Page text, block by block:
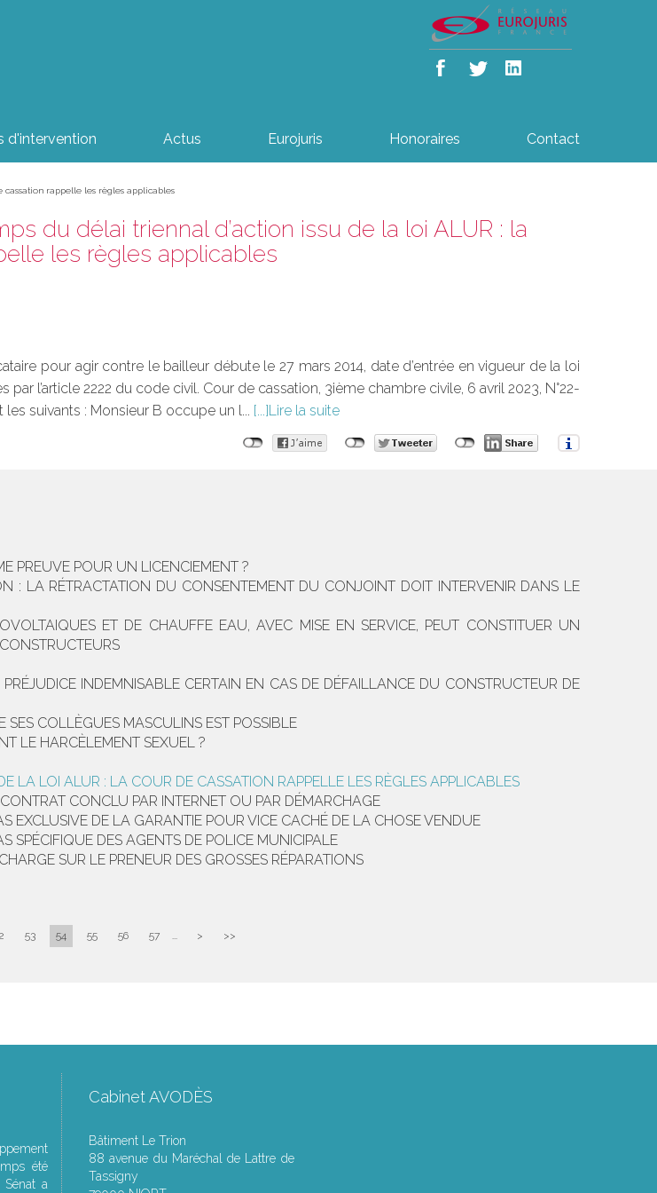
d'intervention Actus Eurojuris Honoraires Contact
rappelle les règles applicables
du délai triennal d’action issu de la loi ALUR : la
les règles applicables
pour agir contre le bailleur débute le 27 mars 2014, date d’entrée en vigueur de la loi
par l’article 2222 du code civil. Cour de cassation, 3ième chambre civile, 6 avril 2023, N°22-
suivants : Monsieur B occupe un l...
Lire la suite
PREUVE POUR UN LICENCIEMENT ?
: LA RÉTRACTATION DU CONSENTEMENT DU CONJOINT DOIT INTERVENIR DANS LE
ET DE CHAUFFE EAU, AVEC MISE EN SERVICE, PEUT CONSTITUER UN
INDEMNISABLE CERTAIN EN CAS DE DÉFAILLANCE DU CONSTRUCTEUR DE
SES COLLÈGUES MASCULINS EST POSSIBLE
LE HARCÈLEMENT SEXUEL ?
LA LOI ALUR : LA COUR DE CASSATION RAPPELLE LES RÈGLES APPLICABLES
CONCLU PAR INTERNET OU PAR DÉMARCHAGE
EXCLUSIVE DE LA GARANTIE POUR VICE CACHÉ DE LA CHOSE VENDUE
SPÉCIFIQUE DES AGENTS DE POLICE MUNICIPALE
SUR LE PRENEUR DES GROSSES RÉPARATIONS
53 54 55 56 57 ... > >>
été
a
Cabinet AVODÈS
Bâtiment Le Trion
88 avenue du Maréchal de Lattre de
Tassigny